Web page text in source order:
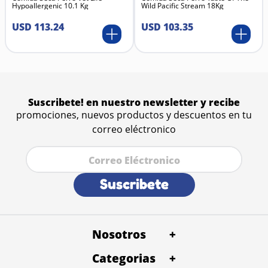
Merluza plateada fresca
Platija fresca
Pescados deshidratados (fuente concentrada de
proteína)
Aceite de arenque (rico en Omega-3)
antioxidantes naturales)
Hierbas como raíz de achicoria, cúrcuma y lavanda
Hypoallergenic 10.1 Kg
USD 113.24
Wild Pacific Stream 18Kg
USD 103.35
Suscribete! en nuestro newsletter y recibe
promociones, nuevos productos y descuentos en tu
correo eléctronico
Suscribete
Nosotros
+
Quienes Somos
Categorias
+